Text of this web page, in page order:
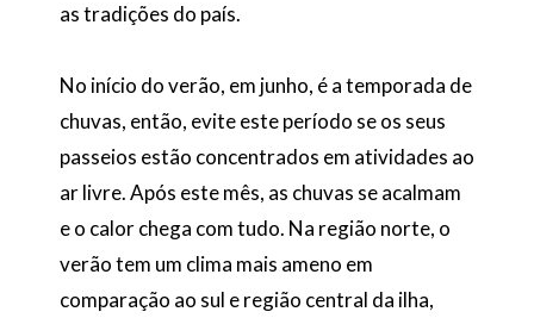
as tradições do país.
No início do verão, em junho, é a temporada de
chuvas, então, evite este período se os seus
passeios estão concentrados em atividades ao
ar livre. Após este mês, as chuvas se acalmam
e o calor chega com tudo. Na região norte, o
verão tem um clima mais ameno em
comparação ao sul e região central da ilha,